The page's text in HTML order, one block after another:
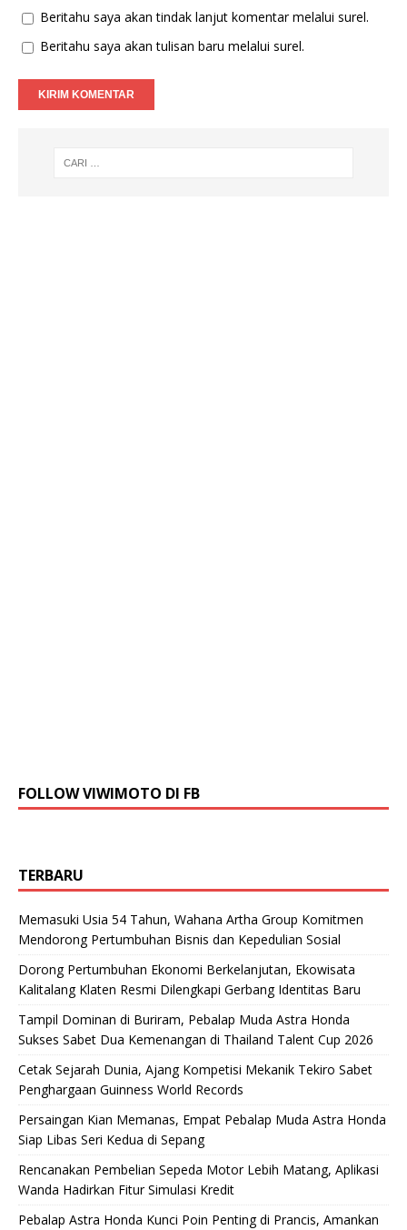
Beritahu saya akan tindak lanjut komentar melalui surel.
Beritahu saya akan tulisan baru melalui surel.
FOLLOW VIWIMOTO DI FB
TERBARU
Memasuki Usia 54 Tahun, Wahana Artha Group Komitmen
Mendorong Pertumbuhan Bisnis dan Kepedulian Sosial
Dorong Pertumbuhan Ekonomi Berkelanjutan, Ekowisata
Kalitalang Klaten Resmi Dilengkapi Gerbang Identitas Baru
Tampil Dominan di Buriram, Pebalap Muda Astra Honda
Sukses Sabet Dua Kemenangan di Thailand Talent Cup 2026
Cetak Sejarah Dunia, Ajang Kompetisi Mekanik Tekiro Sabet
Penghargaan Guinness World Records
Persaingan Kian Memanas, Empat Pebalap Muda Astra Honda
Siap Libas Seri Kedua di Sepang
Rencanakan Pembelian Sepeda Motor Lebih Matang, Aplikasi
Wanda Hadirkan Fitur Simulasi Kredit
Pebalap Astra Honda Kunci Poin Penting di Prancis, Amankan